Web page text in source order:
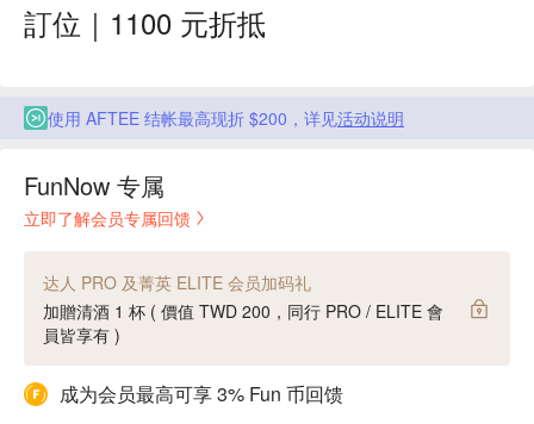
訂位｜1100 元折抵
使用 AFTEE 结帐最高现折 $200，详见活动说明
FunNow 专属
立即了解会员专属回馈
达人 PRO 及菁英 ELITE 会员加码礼
加贈清酒 1 杯 ( 價值 TWD 200，同行 PRO / ELITE 會
員皆享有 )
成为会员最高可享 3% Fun 币回馈